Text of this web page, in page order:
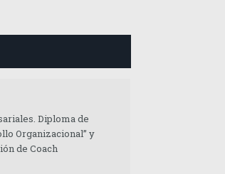
Diploma de
Organizacional” y
de Coach